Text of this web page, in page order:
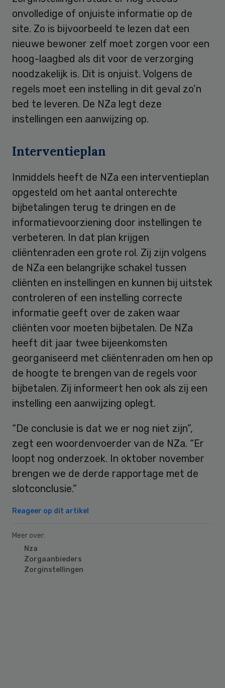
onvolledige of onjuiste informatie op de
site. Zo is bijvoorbeeld te lezen dat een
nieuwe bewoner zelf moet zorgen voor een
hoog-laagbed als dit voor de verzorging
noodzakelijk is. Dit is onjuist. Volgens de
regels moet een instelling in dit geval zo’n
bed te leveren. De NZa legt deze
instellingen een aanwijzing op.
Interventieplan
Inmiddels heeft de NZa een interventieplan
opgesteld om het aantal onterechte
bijbetalingen terug te dringen en de
informatievoorziening door instellingen te
verbeteren. In dat plan krijgen
cliëntenraden een grote rol. Zij zijn volgens
de NZa een belangrijke schakel tussen
cliënten en instellingen en kunnen bij uitstek
controleren of een instelling correcte
informatie geeft over de zaken waar
cliënten voor moeten bijbetalen. De NZa
heeft dit jaar twee bijeenkomsten
georganiseerd met cliëntenraden om hen op
de hoogte te brengen van de regels voor
bijbetalen. Zij informeert hen ook als zij een
instelling een aanwijzing oplegt.
“De conclusie is dat we er nog niet zijn”,
zegt een woordenvoerder van de NZa. “Er
loopt nog onderzoek. In oktober november
brengen we de derde rapportage met de
slotconclusie.”
Reageer op dit artikel
Meer over:
Nza
Zorgaanbieders
Zorginstellingen